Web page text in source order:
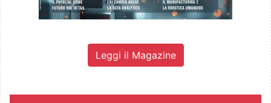
Leggi il Magazine